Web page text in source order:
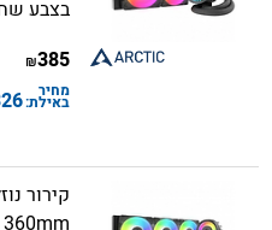
בצבע
385
₪
מחיר
באילת:
360mm